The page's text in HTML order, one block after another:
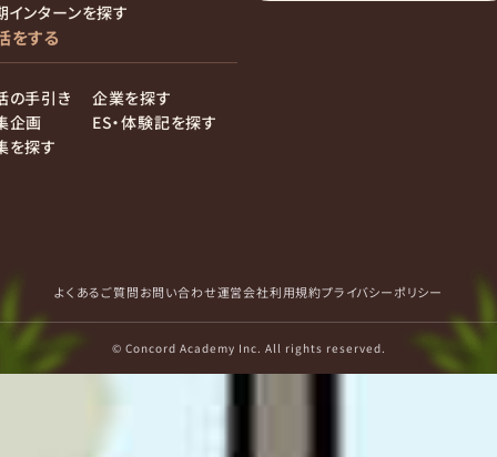
インターンを探す
をする
の手引き
企画
を探す
企業を探す
ES・体験記を探す
よくあるご質問お問い合わせ運営会社利用規約プライバシーポリシー
© Concord Academy Inc. All rights reserved.